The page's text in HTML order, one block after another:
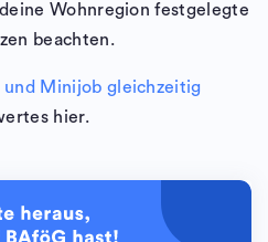
Wohnregion festgelegte
beachten.
Minijob gleichzeitig
hier.